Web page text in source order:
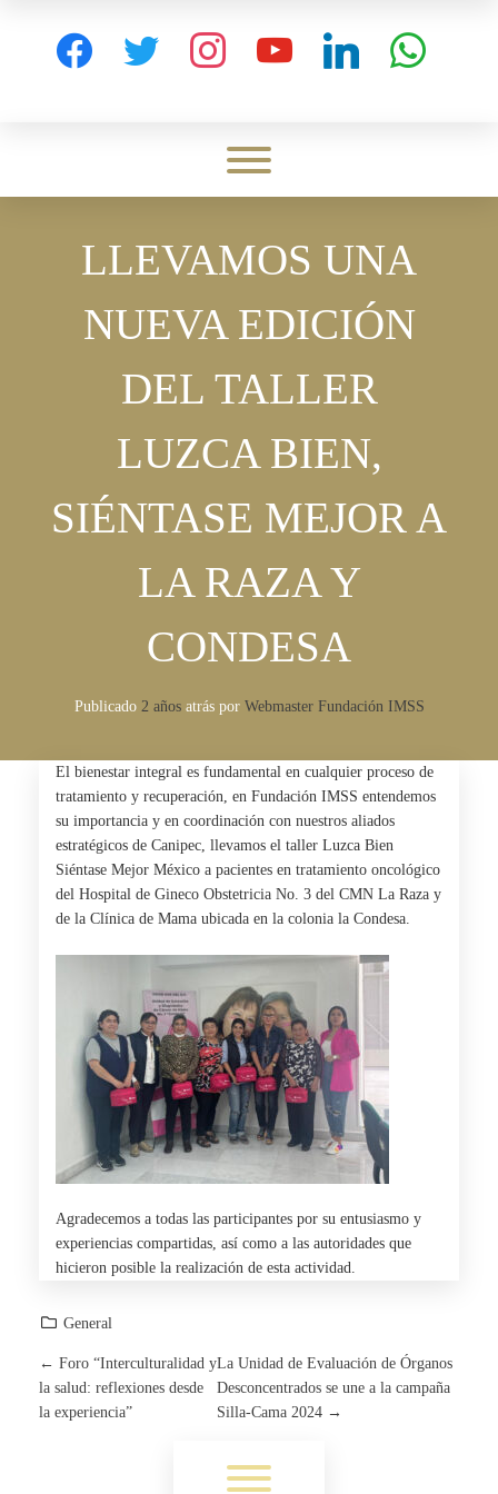
facebook twitter instagram youtube linkedin whatsapp
Toggle menu visibility.
LLEVAMOS UNA
NUEVA EDICIÓN
DEL TALLER
LUZCA BIEN,
SIÉNTASE MEJOR A
LA RAZA Y
CONDESA
Publicado 2 añosatrás por Webmaster Fundación IMSS
El bienestar integral es fundamental en cualquier proceso de
tratamiento y recuperación, en Fundación IMSS entendemos
su importancia y en coordinación con nuestros aliados
estratégicos de Canipec, llevamos el taller Luzca Bien
Siéntase Mejor México a pacientes en tratamiento oncológico
del Hospital de Gineco Obstetricia No. 3 del CMN La Raza y
de la Clínica de Mama ubicada en la colonia la Condesa.
Agradecemos a todas las participantes por su entusiasmo y
experiencias compartidas, así como a las autoridades que
hicieron posible la realización de esta actividad.
General
P
O
← Foro “Interculturalidad y
la salud: reflexiones desde
la experiencia”
La Unidad de Evaluación de Órganos
Desconcentrados se une a la campaña
Silla-Cama 2024 →